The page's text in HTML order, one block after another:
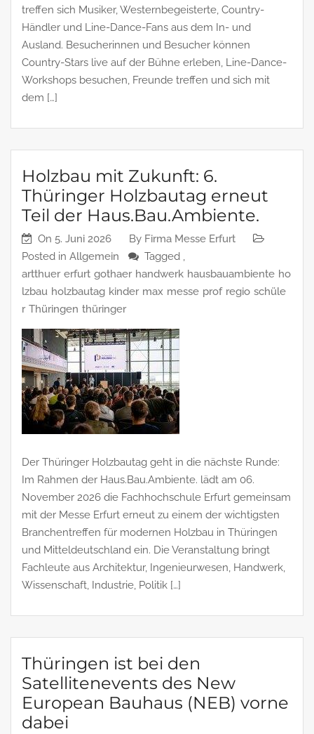
treffen sich Musiker, Westernbegeisterte, Country-
Händler und Line-Dance-Fans aus dem In- und
Ausland. Besucherinnen und Besucher können
Country-Stars live auf der Bühne erleben, Line-Dance-
Workshops besuchen, Freunde treffen und sich mit
dem […]
Holzbau mit Zukunft: 6.
Thüringer Holzbautag erneut
Teil der Haus.Bau.Ambiente.
On 5. Juni 2026 By Firma Messe Erfurt
Posted in Allgemein
Tagged ,
artthuer erfurt gothaer handwerk hausbauambiente ho
lzbau holzbautag kinder max messe prof regio schüle
r Thüringen thüringer
Der Thüringer Holzbautag geht in die nächste Runde:
Im Rahmen der Haus.Bau.Ambiente. lädt am 06.
November 2026 die Fachhochschule Erfurt gemeinsam
mit der Messe Erfurt erneut zu einem der wichtigsten
Branchentreffen für modernen Holzbau in Thüringen
und Mitteldeutschland ein. Die Veranstaltung bringt
Fachleute aus Architektur, Ingenieurwesen, Handwerk,
Wissenschaft, Industrie, Politik […]
Thüringen ist bei den
Satellitenevents des New
European Bauhaus (NEB) vorne
dabei